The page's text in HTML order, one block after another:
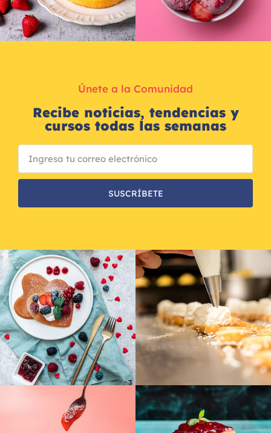
Únete a la Comunidad
Recibe noticias, tendencias y
cursos todas las semanas
SUSCRÍBETE